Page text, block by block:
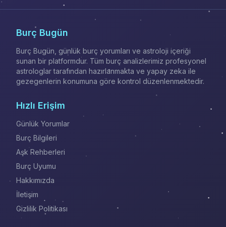
Burç Bugün
Burç Bugün, günlük burç yorumları ve astroloji içeriği
sunan bir platformdur. Tüm burç analizlerimiz profesyonel
astrologlar tarafından hazırlanmakta ve yapay zeka ile
gezegenlerin konumuna göre kontrol düzenlenmektedir.
Hızlı Erişim
Günlük Yorumlar
Burç Bilgileri
Aşk Rehberleri
Burç Uyumu
Hakkımızda
İletişim
Gizlilik Politikası